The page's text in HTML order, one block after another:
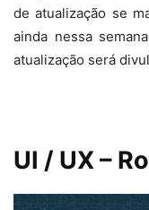
de atualização se
ainda nessa
atualização será
UI / UX –